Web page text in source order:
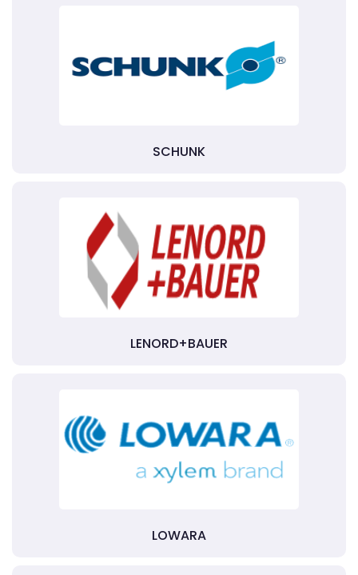
SCHUNK
LENORD+BAUER
LOWARA